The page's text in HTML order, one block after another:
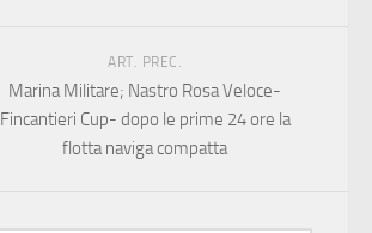
ART. PREC.
Marina Militare; Nastro Rosa Veloce-
Fincantieri Cup- dopo le prime 24 ore la
flotta naviga compatta